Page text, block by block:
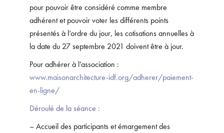
pour pouvoir être considéré comme membre
adhérent et pouvoir voter les différents points
présentés à l’ordre du jour, les cotisations annuelles à
la date du 27 septembre 2021 doivent être à jour.
Pour adhérer à l’association :
www.maisonarchitecture-idf.org/adherer/paiement-
en-ligne/
Déroulé de la séance :
– Accueil des participants et émargement des